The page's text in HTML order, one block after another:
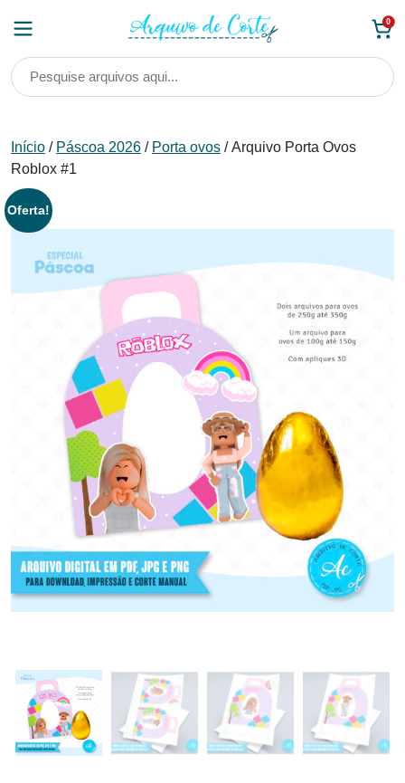
0
Início / Páscoa 2026 / Porta ovos / Arquivo Porta Ovos
Roblox #1
Oferta!